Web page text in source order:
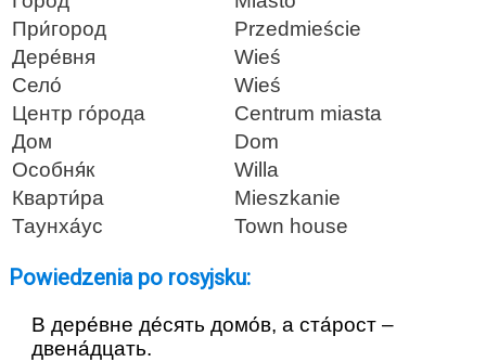
При́город
Przedmieście
Дере́вня
Wieś
Село́
Wieś
Центр го́рода
Centrum miasta
Дом
Dom
Особня́к
Willa
Кварти́ра
Mieszkanie
Таунха́ус
Town house
Powiedzenia po rosyjsku:
В дере́вне де́сять домо́в, а ста́рост –
двена́дцать.